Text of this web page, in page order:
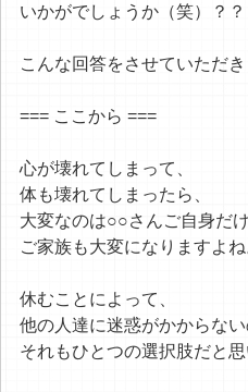
いかがでしょうか（笑）？？
こんな回答をさせていただき
=== ここから ===
心が壊れてしまって、
体も壊れてしまったら、
大変なのは○○さんご自身だけ
ご家族も大変になりますよね
休むことによって、
他の人達に迷惑がかからない
それもひとつの選択肢だと思